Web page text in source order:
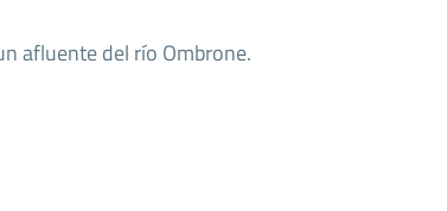
afluente del río Ombrone.